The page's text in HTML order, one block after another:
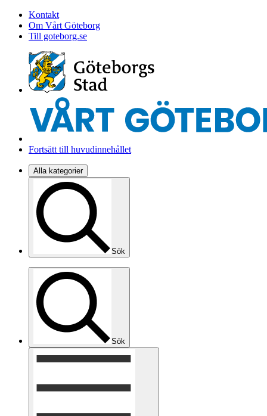
Kontakt
Om Vårt Göteborg
Till goteborg.se
Fortsätt till huvudinnehållet
Alla kategorier
Sök
Sök